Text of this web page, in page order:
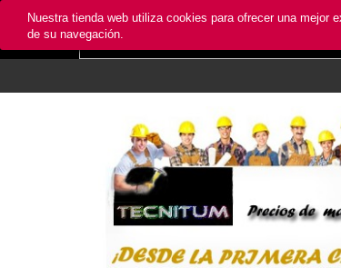
Nuestra tienda web utiliza cookies para ofrecer una mejor
de su navegación.